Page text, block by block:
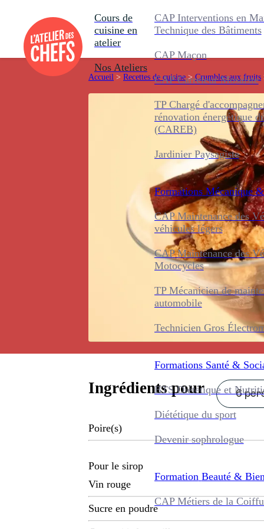
Cours de
cuisine en
atelier
Nos Ateliers
CAP Interventions en
Technique des Bâtiments
CAP Maçon
CAP Carreleur Mosaïste
TP Chargé
rénovation énergétique
(CAREB)
Jardinier Paysagiste
Formations Mécanique
CAP Maintenance des
véhicules légers
CAP Maintenance des
Motocycles
TP Mécanicien de
automobile
Technicien Gros
Formations Santé &
BTS Diététique et
Diététique du sport
Devenir sophrologue
Formation Beauté &
CAP Métiers de la
Accueil > Recettes de cuisine > Crumbles aux fruits
Ingrédients pour 6
Poire(s)
Pour le sirop
Vin rouge
Sucre en poudre